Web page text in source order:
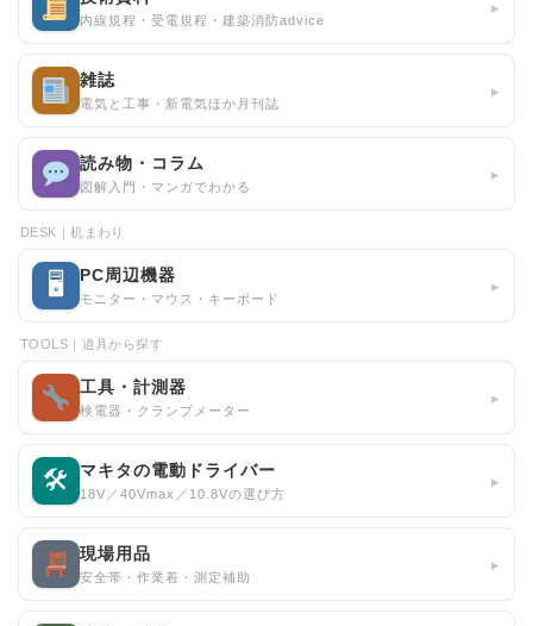
内線規程・受電規程・建築消防advice
▸
雑誌
電気と工事・新電気ほか月刊誌
▸
読み物・コラム
図解入門・マンガでわかる
▸
DESK｜机まわり
🖥 PC周辺機器
モニター・マウス・キーボード
▸
TOOLS｜道具から探す
工具・計測器
検電器・クランプメーター
▸
🛠 マキタの電動ドライバー
18V／40Vmax／10.8Vの選び方
▸
現場用品
安全帯・作業着・測定補助
▸